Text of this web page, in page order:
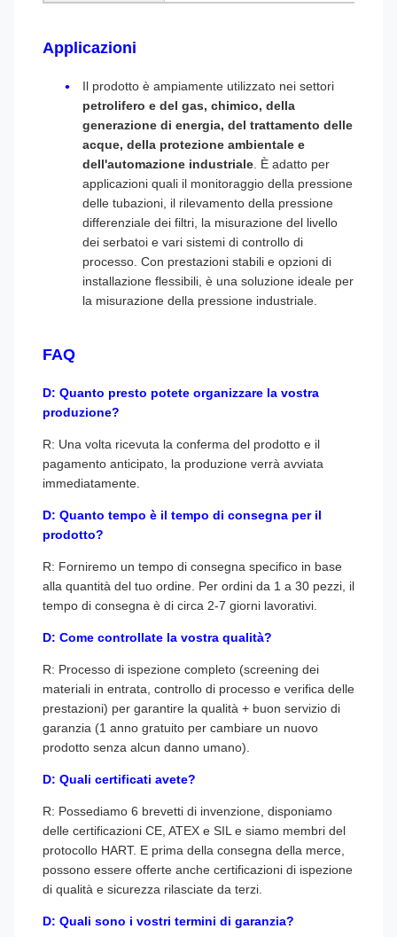
Applicazioni
Il prodotto è ampiamente utilizzato nei settori
petrolifero e del gas, chimico, della
generazione di energia, del trattamento delle
acque, della protezione ambientale e
dell'automazione industriale . È adatto per
applicazioni quali il monitoraggio della pressione
delle tubazioni, il rilevamento della pressione
differenziale dei filtri, la misurazione del livello
dei serbatoi e vari sistemi di controllo di
processo. Con prestazioni stabili e opzioni di
installazione flessibili, è una soluzione ideale per
la misurazione della pressione industriale.
FAQ
D: Quanto presto potete organizzare la vostra
produzione?
R: Una volta ricevuta la conferma del prodotto e il
pagamento anticipato, la produzione verrà avviata
immediatamente.
D: Quanto tempo è il tempo di consegna per il
prodotto?
R: Forniremo un tempo di consegna specifico in base
alla quantità del tuo ordine. Per ordini da 1 a 30 pezzi, il
tempo di consegna è di circa 2-7 giorni lavorativi.
D: Come controllate la vostra qualità?
R: Processo di ispezione completo (screening dei
materiali in entrata, controllo di processo e verifica delle
prestazioni) per garantire la qualità + buon servizio di
garanzia (1 anno gratuito per cambiare un nuovo
prodotto senza alcun danno umano).
D: Quali certificati avete?
R: Possediamo 6 brevetti di invenzione, disponiamo
delle certificazioni CE, ATEX e SIL e siamo membri del
protocollo HART. E prima della consegna della merce,
possono essere offerte anche certificazioni di ispezione
di qualità e sicurezza rilasciate da terzi.
D: Quali sono i vostri termini di garanzia?